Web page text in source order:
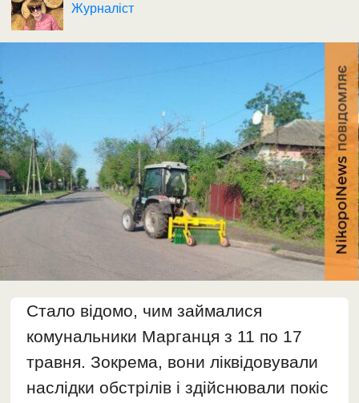
Журналіст
Стало відомо, чим займалися
комунальники Марганця з 11 по 17
травня. Зокрема, вони ліквідовували
наслідки обстрілів і здійснювали покіс